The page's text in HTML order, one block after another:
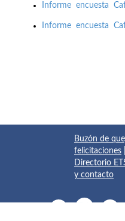
Informe encuesta
Informe encuesta
Buzón de
felicitaciones
Directorio
y contacto